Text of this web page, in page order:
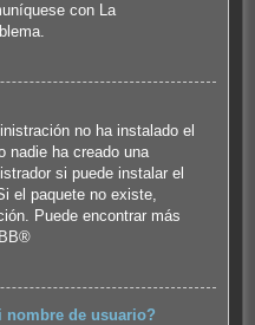
con La
no ha instalado el
nadie ha creado una
si puede instalar el
el paquete no existe,
Puede encontrar más
®
nombre de usuario?